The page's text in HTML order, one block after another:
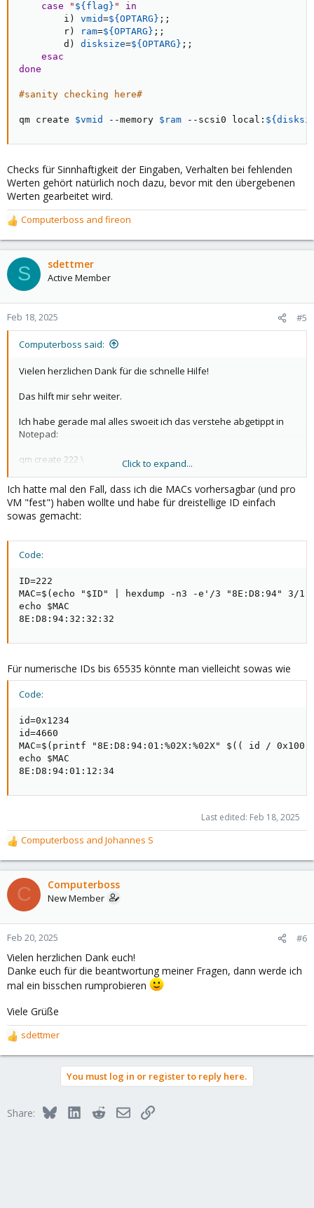
case " ${flag} "
in
        i
) vmid=${OPTARG} ; ;
        r
) ram=${OPTARG} ; ;
        d
) disksize=${OPTARG} ; ;
esac
done
#sanity checking here#
qm create $vmid --memory $ram --scsi0 local:
Checks für Sinnhaftigkeit der Eingaben, Verhalten bei fehlenden
Werten gehört natürlich noch dazu, bevor mit den übergebenen
Werten gearbeitet wird.
R
e
a
c
t
o
n
Computerboss and fireon
S sdettmer
Active Member
Feb 18, 2025 #5
Computerboss said:
Vielen herzlichen Dank für die schnelle Hilfe!
Das hilft mir sehr weiter.
Ich habe gerade mal alles swoeit ich das verstehe abgetippt in
Notepad:
qm create 222 \
--net0 "virtio=$MAC,bridge=vmbr0
1. Muss ich eine MAC Adresse angeben oder lasse ich das Feld
einfach weg?
Click to expand...
Ich hatte mal den Fall, dass ich die MACs vorhersagbar (und pro
VM "fest") haben wollte und habe für dreistellige ID einfach
sowas gemacht:
Code:
ID=222
MAC=$(echo "$ID" | hexdump -n3 -e'/3 "8E:D8:94" 3/1
echo $MAC
8E:D8:94:32:32:32
Für numerische IDs bis 65535 könnte man vielleicht sowas wie
Code:
id=0x1234
id=4660
MAC=$(printf "8E:D8:94:01:%02X:%02X" $(( id /
echo $MAC
8E:D8:94:01:12:34
Last edited: Feb 18, 2025
R
e
a
c
t
o
n
:
Computerboss and Johannes S
C Computerboss
New Member
Feb 20, 2025 #6
Vielen herzlichen Dank euch!
Danke euch für die beantwortung meiner Fragen, dann werde ich
mal ein bisschen rumprobieren
Viele Grüße
R
e
o
sdettmer
You must log in or register to reply here.
Share: BlueskyLinkedInRedditEmailLink